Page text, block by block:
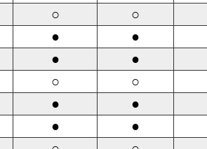
○ ○
● ●
● ●
○ ○
● ●
● ●